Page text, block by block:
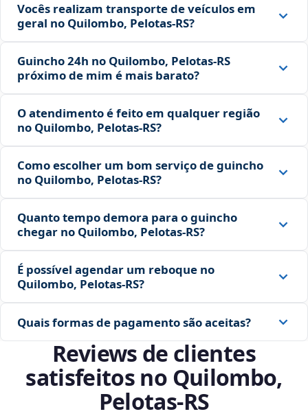
Vocês realizam transporte de veículos em
geral no Quilombo, Pelotas‑RS?
Guincho 24h no Quilombo, Pelotas‑RS
próximo de mim é mais barato?
O atendimento é feito em qualquer região
no Quilombo, Pelotas‑RS?
Como escolher um bom serviço de guincho
no Quilombo, Pelotas‑RS?
Quanto tempo demora para o guincho
chegar no Quilombo, Pelotas‑RS?
É possível agendar um reboque no
Quilombo, Pelotas‑RS?
Quais formas de pagamento são aceitas?
Reviews de clientes
satisfeitos no Quilombo,
Pelotas‑RS